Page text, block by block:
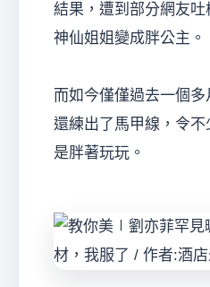
結果，遭到部分網友吐
神仙姐姐變成胖公主。
而如今僅僅過去一個多
還練出了馬甲線，令
是胖著玩玩。